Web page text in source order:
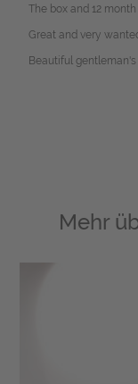
The box and 12
Great and very
Beautiful gentleman's
Mehr